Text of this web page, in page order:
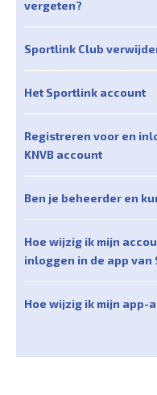
vergeten?
Sportlink Club
Het Sportlink account
Registreren voor en
KNVB account
Ben je beheerder en
Hoe wijzig ik mijn
inloggen in de app van
Hoe wijzig ik mijn